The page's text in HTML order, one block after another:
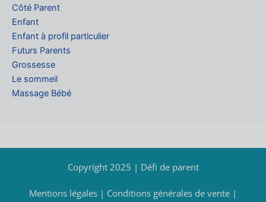
Côté Parent
Enfant
Enfant à profil particulier
Futurs Parents
Grossesse
Le sommeil
Massage Bébé
Copyright 2025 | Défi de parent
Mentions légales | Conditions générales de vente |